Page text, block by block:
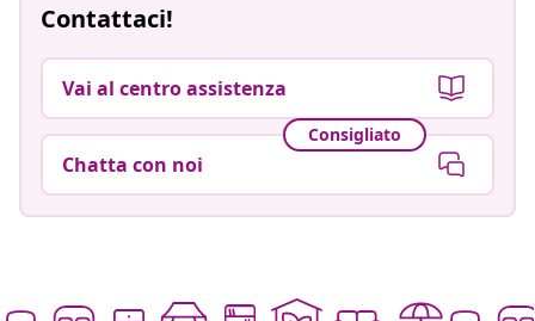
Contattaci!
Vai al centro assistenza
Consigliato
Chatta con noi